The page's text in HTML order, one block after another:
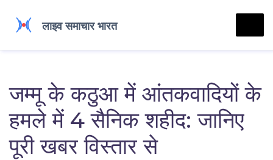
जम्मू के कठुआ में आंतकवादियों के
हमले में 4 सैनिक शहीद: जानिए
पूरी खबर विस्तार से